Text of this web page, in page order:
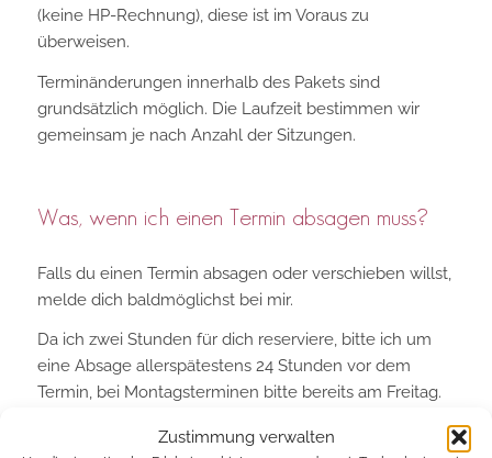
Zustimmung verwalten
(keine HP-Rechnung), diese ist im Voraus zu
überweisen.
Terminänderungen innerhalb des Pakets sind
grundsätzlich möglich. Die Laufzeit bestimmen wir
gemeinsam je nach Anzahl der Sitzungen.
Was, wenn ich einen Termin absagen muss?
Falls du einen Termin absagen oder verschieben willst,
melde dich baldmöglichst bei mir.
Da ich zwei Stunden für dich reserviere, bitte ich um
eine Absage allerspätestens 24 Stunden vor dem
Termin, bei Montagsterminen bitte bereits am Freitag.
Mir ist klar, dass es spontane Ereignisse oder